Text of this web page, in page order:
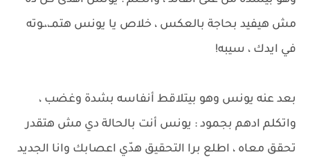
مش هيفيد بحاجة بالعكس ، خلاص يا يونس هتمـ،،ـوته
في ايدك ، سيبه!
بعد عنه يونس وهو بيتلاقط أنفاسه بشدة وغضب ،
واتكلم ادهم بجمود : يونس أنت بالحالة دي مش هتقدر
تحقق معاه ، اطلع برا التحقيق هدّي اعصابك وانا الجديد